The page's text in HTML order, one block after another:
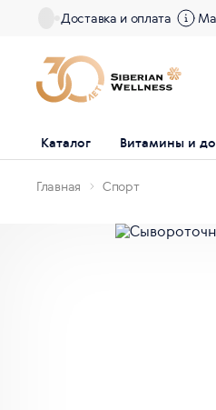
Доставка и оплата
Каталог Витамины и
Главная Спорт